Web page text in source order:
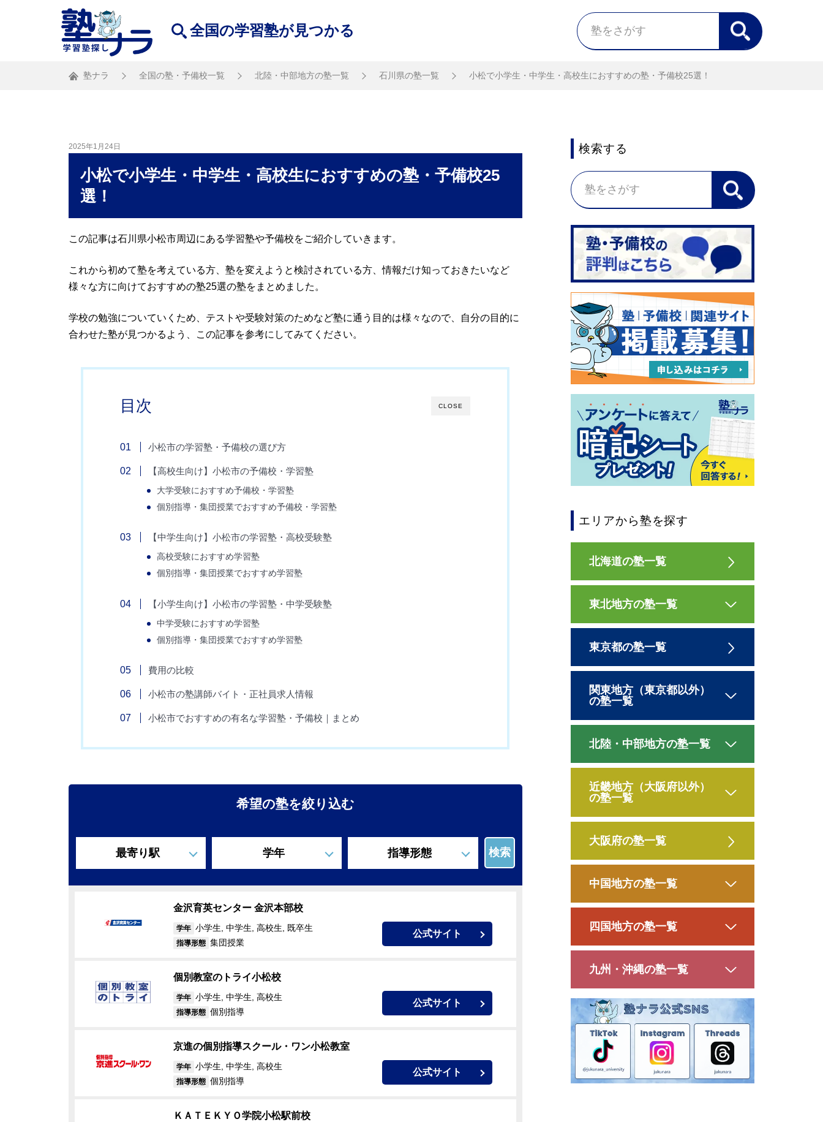
全国の学習塾が見つかる
塾ナラ 全国の塾・予備校一覧 北陸・中部地方の塾一覧 石川県の塾一覧 小松で小学生・中学生・高校生におすすめの塾・予備校25選！
2025年1月24日
小松で小学生・中学生・高校生におすすめの塾・予備校25
選！
この記事は石川県小松市周辺にある学習塾や予備校をご紹介していきます。
これから初めて塾を考えている方、塾を変えようと検討されている方、情報だけ知っておきたいなど
様々な方に向けておすすめの塾25選の塾をまとめました。
学校の勉強についていくため、テストや受験対策のためなど塾に通う目的は様々なので、自分の目的に
合わせた塾が見つかるよう、この記事を参考にしてみてください。
CLOSE
目次
小松市の学習塾・予備校の選び方
【高校生向け】小松市の予備校・学習塾
大学受験におすすめ予備校・学習塾
個別指導・集団授業でおすすめ予備校・学習塾
【中学生向け】小松市の学習塾・高校受験塾
高校受験におすすめ学習塾
個別指導・集団授業でおすすめ学習塾
【小学生向け】小松市の学習塾・中学受験塾
中学受験におすすめ学習塾
個別指導・集団授業でおすすめ学習塾
費用の比較
小松市の塾講師バイト・正社員求人情報
小松市でおすすめの有名な学習塾・予備校｜まとめ
希望の塾を絞り込む
最寄り駅 学年 指導形態 検索
金沢育英センター 金沢本部校
学年 小学生, 中学生, 高校生, 既卒生
指導形態 集団授業
公式サイト
個別教室のトライ小松校
学年 小学生, 中学生, 高校生
指導形態 個別指導
公式サイト
京進の個別指導スクール・ワン小松教室
学年 小学生, 中学生, 高校生
指導形態 個別指導
公式サイト
ＫＡＴＥＫＹＯ学院小松駅前校
検索する
エリアから塾を探す
北海道の塾一覧
東北地方の塾一覧
東京都の塾一覧
関東地方（東京都以外）
の塾一覧
北陸・中部地方の塾一覧
近畿地方（大阪府以外）
の塾一覧
大阪府の塾一覧
中国地方の塾一覧
四国地方の塾一覧
九州・沖縄の塾一覧